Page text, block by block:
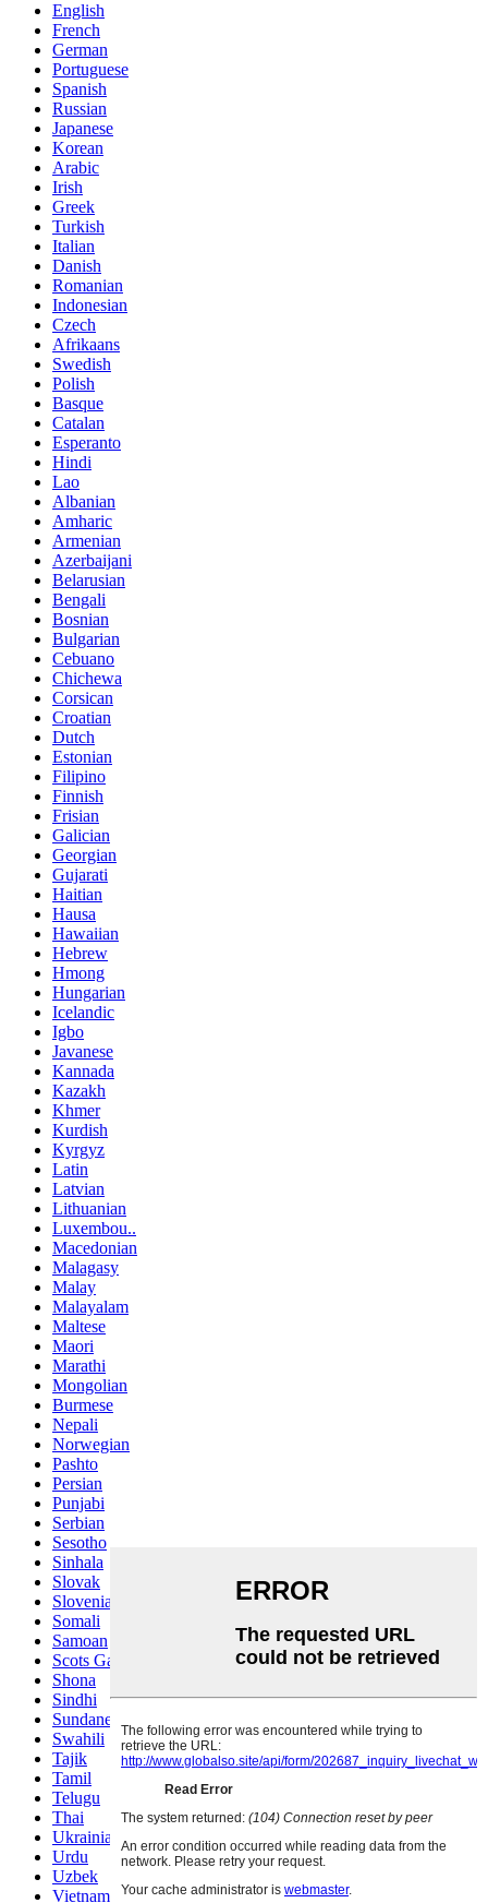
English
French
German
Portuguese
Spanish
Russian
Japanese
Korean
Arabic
Irish
Greek
Turkish
Italian
Danish
Romanian
Indonesian
Czech
Afrikaans
Swedish
Polish
Basque
Catalan
Esperanto
Hindi
Lao
Albanian
Amharic
Armenian
Azerbaijani
Belarusian
Bengali
Bosnian
Bulgarian
Cebuano
Chichewa
Corsican
Croatian
Dutch
Estonian
Filipino
Finnish
Frisian
Galician
Georgian
Gujarati
Haitian
Hausa
Hawaiian
Hebrew
Hmong
Hungarian
Icelandic
Igbo
Javanese
Kannada
Kazakh
Khmer
Kurdish
Kyrgyz
Latin
Latvian
Lithuanian
Luxembou..
Macedonian
Malagasy
Malay
Malayalam
Maltese
Maori
Marathi
Mongolian
Burmese
Nepali
Norwegian
Pashto
Persian
Punjabi
Serbian
Sesotho
Sinhala
Slovak
Slovenian
Somali
Samoan
Scots Gaelic
Shona
Sindhi
Sundanese
Swahili
Tajik
Tamil
Telugu
Thai
Ukrainian
Urdu
Uzbek
Vietnamese